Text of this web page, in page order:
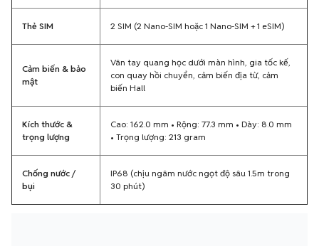
Thẻ SIM 2 SIM (2 Nano-SIM hoặc 1 Nano-SIM + 1 eSIM)
Cảm biến & bảo
mật
Vân tay quang học dưới màn hình, gia tốc kế,
con quay hồi chuyển, cảm biến địa từ, cảm
biến Hall
Kích thước &
trọng lượng
Cao: 162.0 mm • Rộng: 77.3 mm • Dày: 8.0 mm
• Trọng lượng: 213 gram
Chống nước /
bụi
IP68 (chịu ngâm nước ngọt độ sâu 1.5m trong
30 phút)